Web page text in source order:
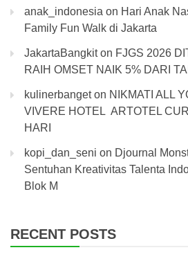
anak_indonesia on Hari Anak
Family Fun Walk di Jakarta
JakartaBangkiton FJGS 2026
RAIH OMSET NAIK 5% DARI
kulinerbangeton NIKMATI ALL
VIVERE HOTEL ARTOTEL
HARI
kopi_dan_seni on Djournal
Sentuhan Kreativitas Talenta
Blok M
RECENT POSTS